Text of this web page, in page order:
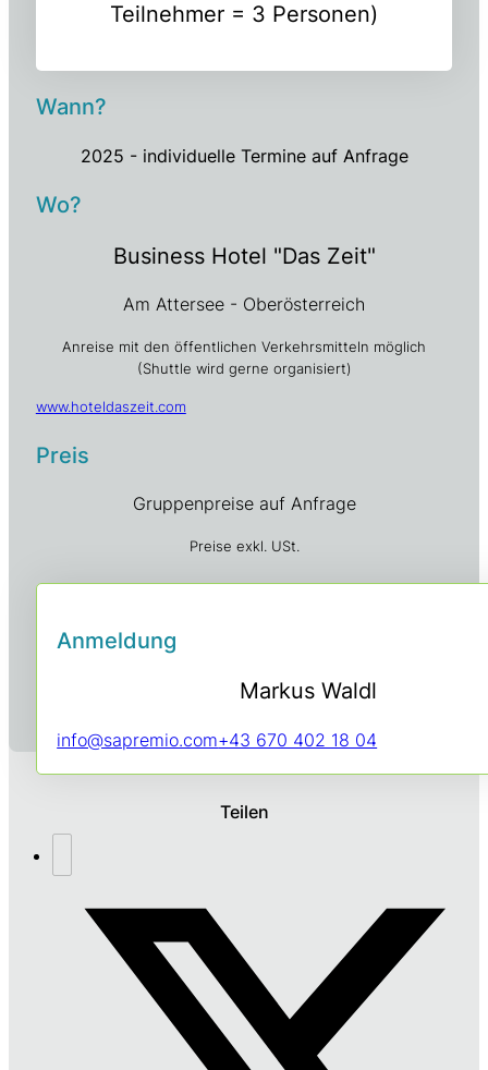
Teilnehmer = 3 Personen)
Wann?
2025 - individuelle Termine auf Anfrage
Wo?
Business Hotel "Das Zeit"
Am Attersee - Oberösterreich
Anreise mit den öffentlichen Verkehrsmitteln möglich
(Shuttle wird gerne organisiert)
www.hoteldaszeit.com
Preis
Gruppenpreise auf Anfrage
Preise exkl. USt.
Anmeldung
Markus Waldl
info@sapremio.com+43 670 402 18 04
Teilen